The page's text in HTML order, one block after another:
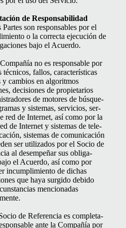
de Responsabilidad
son respon­s­ables por el
o la cor­rec­ta eje­cu­ción de
bajo el Acuerdo.
no es respon­s­able por
téc­ni­cos, fal­los, car­ac­terís­ti­cas
y cam­bios en algo­rit­mos
deci­siones de propi­etar­ios
de motores de búsque­
y sis­temas, ser­vi­cios, ser­
red de Inter­net, así como por la
de Inter­net y sis­temas de tele­
sis­temas de comu­ni­cación
ser uti­liza­dos por el Socio de
al desem­peñar sus obliga­
el Acuer­do, así como por
incumplim­ien­to de dichas
que haya surgi­do debido
men­cionadas
de Ref­er­en­cia es com­ple­ta­
ante la Com­pañía por